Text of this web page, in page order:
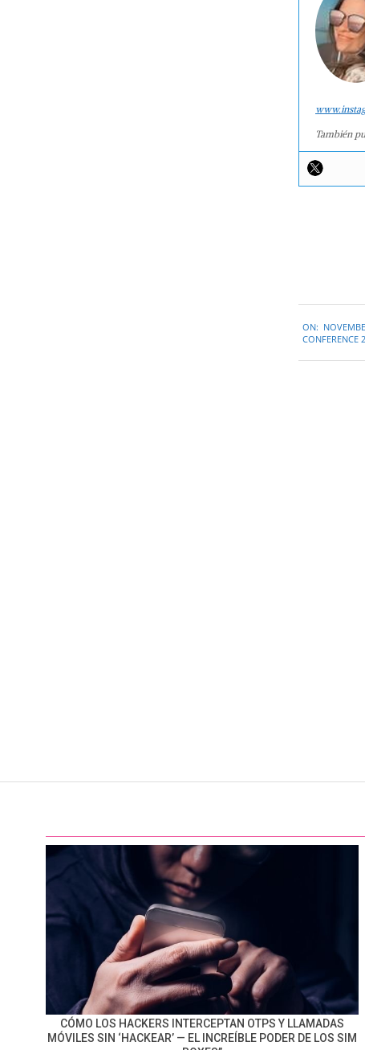
También
11-
ON:
CONFERENCE
CÓMO LOS HACKERS INTERCEPTAN OTPS Y LLAMADAS
MÓVILES SIN ‘HACKEAR’ — EL INCREÍBLE PODER DE LOS SIM